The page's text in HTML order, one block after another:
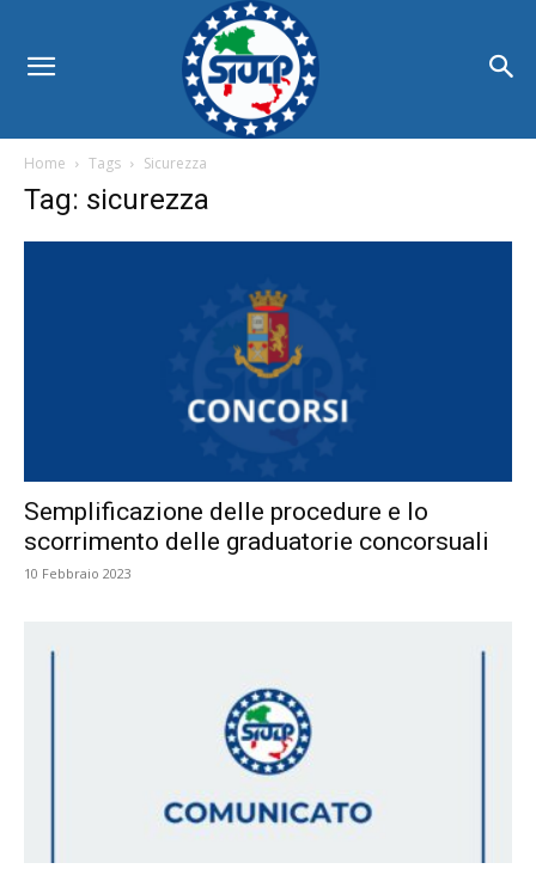
Home Tags Sicurezza
Tag: sicurezza
Semplificazione delle procedure e lo
scorrimento delle graduatorie concorsuali
10 Febbraio 2023